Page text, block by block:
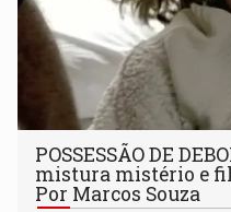
POSSESSÃO DE
mistura mistério e
Por Marcos Souza